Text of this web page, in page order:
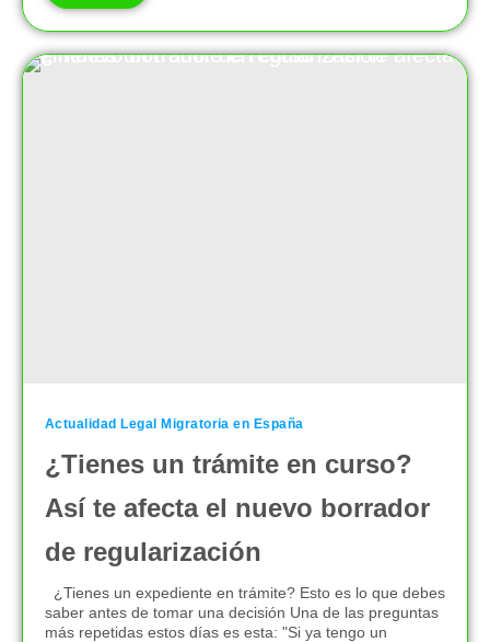
Actualidad Legal Migratoria en España
¿Tienes un trámite en curso?
Así te afecta el nuevo borrador
de regularización
¿Tienes un expediente en trámite? Esto es lo que debes
saber antes de tomar una decisión Una de las preguntas
más repetidas estos días es esta: "Si ya tengo un